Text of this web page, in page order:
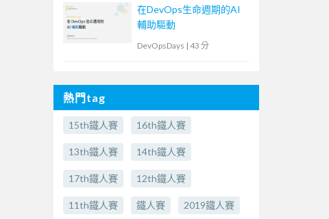
在DevOps生命週期的AI
輔助驅動
DevOpsDays | 43 分
熱門tag
15th鐵人賽 16th鐵人賽
13th鐵人賽 14th鐵人賽
17th鐵人賽 12th鐵人賽
11th鐵人賽 鐵人賽 2019鐵人賽